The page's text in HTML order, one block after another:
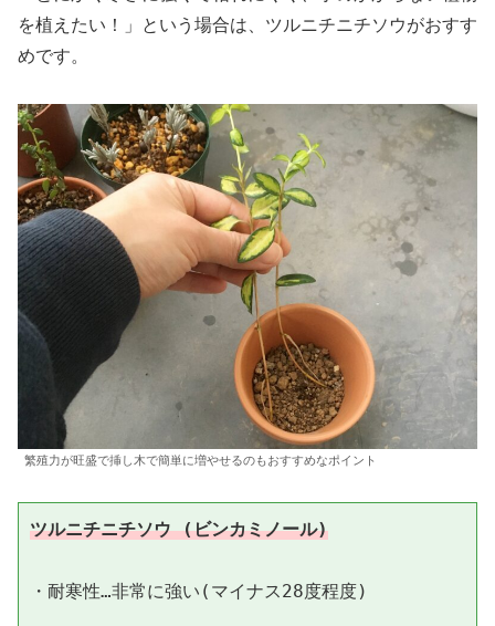
を植えたい！」という場合は、ツルニチニチソウがおすす
めです。
繁殖力が旺盛で挿し木で簡単に増やせるのもおすすめなポイント
ツルニチニチソウ (ビンカミノール)
・耐寒性…非常に強い(マイナス28度程度)